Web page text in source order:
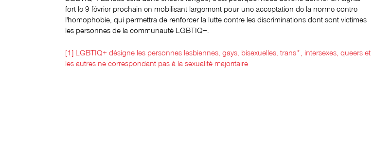
fort le 9 février prochain en mobilisant largement pour une acceptation de la norme contre
l'homophobie, qui permettra de renforcer la lutte contre les discriminations dont sont victimes
les personnes de la communauté LGBTIQ+.
[1] LGBTIQ+ désigne les personnes lesbiennes, gays, bisexuelles, trans*, intersexes, queers et
les autres ne correspondant pas à la sexualité majoritaire